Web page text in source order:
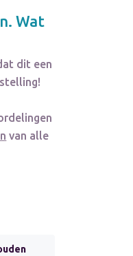
Wat
dit een
van alle